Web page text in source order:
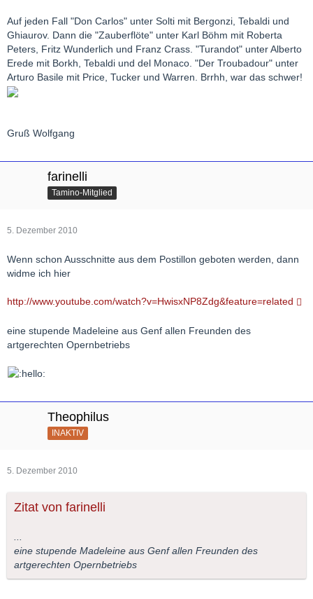
Auf jeden Fall "Don Carlos" unter Solti mit Bergonzi, Tebaldi und
Ghiaurov. Dann die "Zauberflöte" unter Karl Böhm mit Roberta
Peters, Fritz Wunderlich und Franz Crass. "Turandot" unter Alberto
Erede mit Borkh, Tebaldi und del Monaco. "Der Troubadour" unter
Arturo Basile mit Price, Tucker und Warren. Brrhh, war das schwer!
Gruß Wolfgang
farinelli
Tamino-Mitglied
5. Dezember 2010
Wenn schon Ausschnitte aus dem Postillon geboten werden, dann
widme ich hier
http://www.youtube.com/watch?v=HwisxNP8Zdg&feature=related
eine stupende Madeleine aus Genf allen Freunden des
artgerechten Opernbetriebs
Theophilus
INAKTIV
5. Dezember 2010
Zitat von farinelli
...
eine stupende Madeleine aus Genf allen Freunden des
artgerechten Opernbetriebs